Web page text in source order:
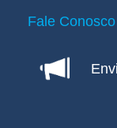
Fale